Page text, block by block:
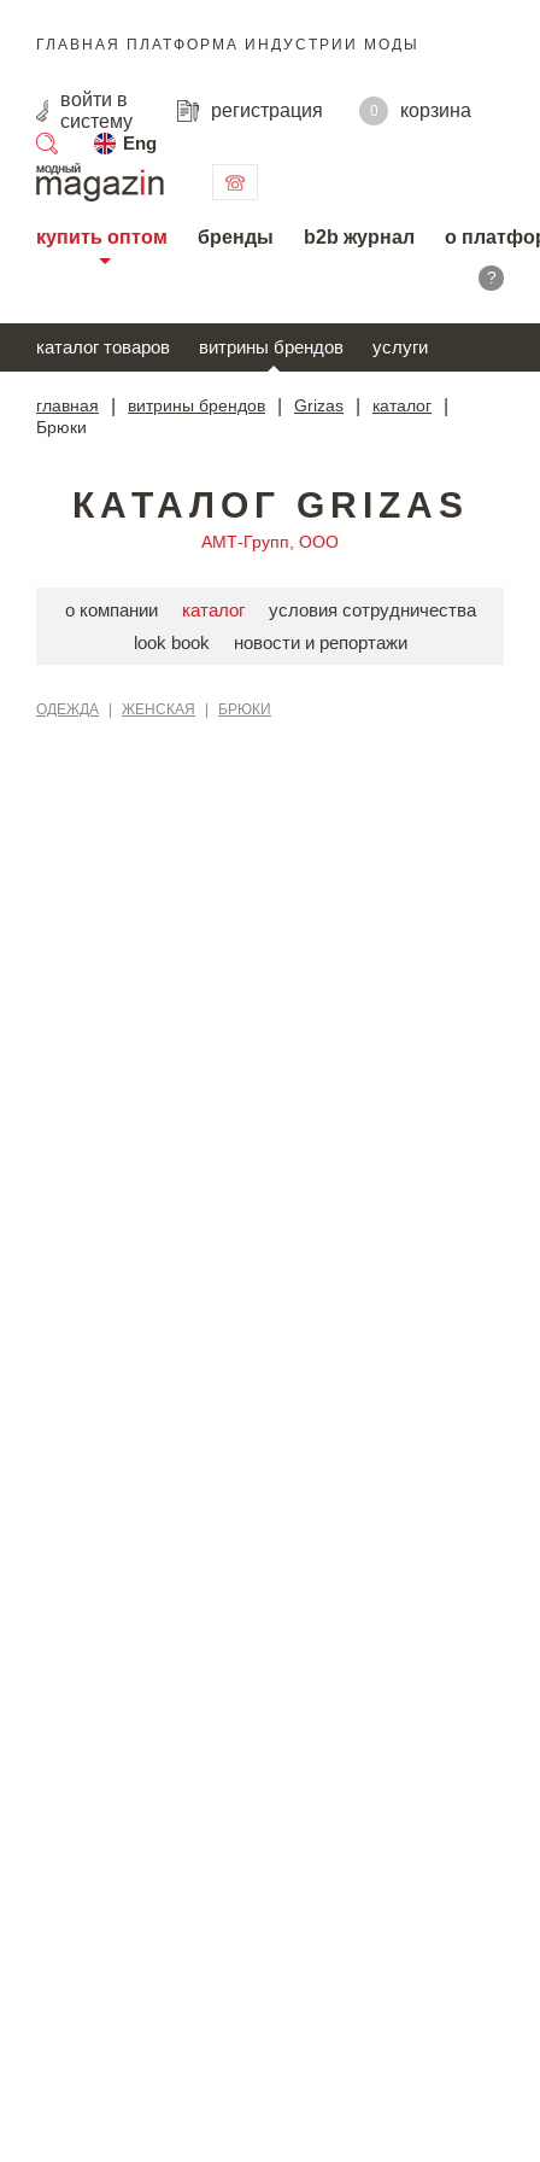
ГЛАВНАЯ ПЛАТФОРМА ИНДУСТРИИ МОДЫ
войти в
систему
регистрация 0
корзина
Eng
поиск
купить оптом бренды b2b журнал о
?
каталог товаров витрины брендов услуги
главная витрины брендов Grizas каталог
Брюки
КАТАЛОГ GRIZAS
АМТ-Групп, ООО
о компании каталог
условия сотрудничества
look book
новости и репортажи
ОДЕЖДА ЖЕНСКАЯ БРЮКИ